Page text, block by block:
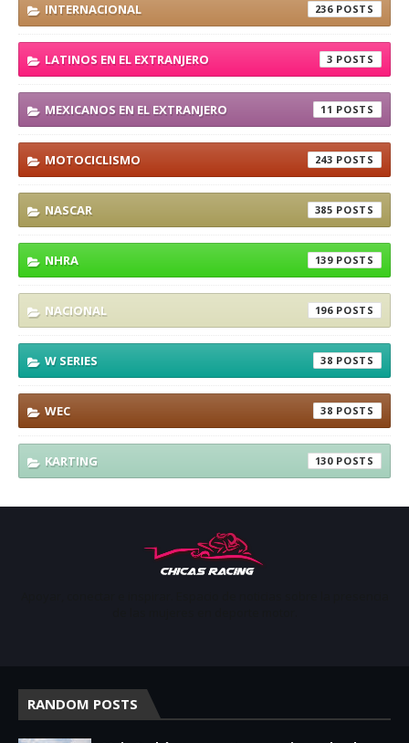
INTERNACIONAL 236
LATINOS EN EL EXTRANJERO 3
MEXICANOS EN EL EXTRANJERO 11
MOTOCICLISMO 243
NASCAR 385
NHRA 139
NACIONAL 196
W SERIES 38
WEC 38
KARTING 130
RANDOM POSTS